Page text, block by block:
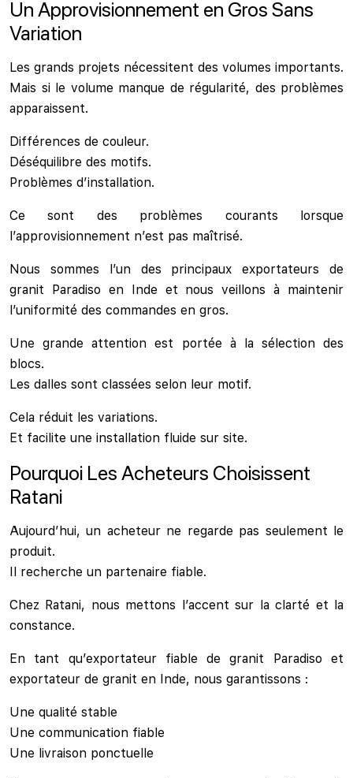
Un Approvisionnement en Gros Sans
Variation
Les grands projets nécessitent des volumes importants.
Mais si le volume manque de régularité, des problèmes
apparaissent.
Différences de couleur.
Déséquilibre des motifs.
Problèmes d’installation.
Ce sont des problèmes courants lorsque
l’approvisionnement n’est pas maîtrisé.
Nous sommes l’un des principaux exportateurs de
granit Paradiso en Inde et nous veillons à maintenir
l’uniformité des commandes en gros.
Une grande attention est portée à la sélection des
blocs.
Les dalles sont classées selon leur motif.
Cela réduit les variations.
Et facilite une installation fluide sur site.
Pourquoi Les Acheteurs Choisissent
Ratani
Aujourd’hui, un acheteur ne regarde pas seulement le
produit.
Il recherche un partenaire fiable.
Chez Ratani, nous mettons l’accent sur la clarté et la
constance.
En tant qu’exportateur fiable de granit Paradiso et
exportateur de granit en Inde, nous garantissons :
Une qualité stable
Une communication fiable
Une livraison ponctuelle